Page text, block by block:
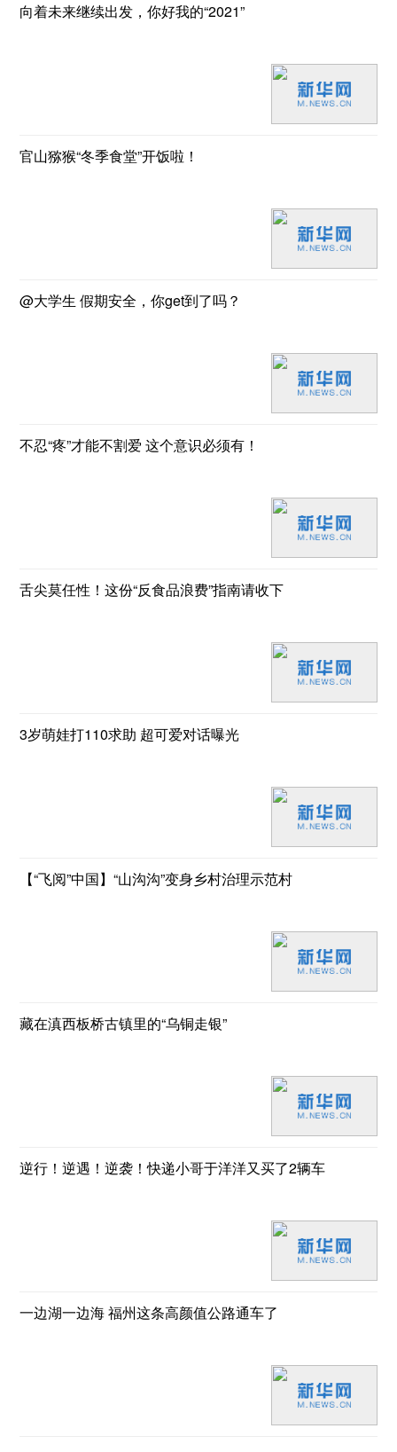
向着未来继续出发，你好我的“2021”
官山猕猴“冬季食堂”开饭啦！
@大学生 假期安全，你get到了吗？
不忍“疼”才能不割爱 这个意识必须有！
舌尖莫任性！这份“反食品浪费”指南请收下
3岁萌娃打110求助 超可爱对话曝光
【“飞阅”中国】“山沟沟”变身乡村治理示范村
藏在滇西板桥古镇里的“乌铜走银”
逆行！逆遇！逆袭！快递小哥于洋洋又买了2辆车
一边湖一边海 福州这条高颜值公路通车了